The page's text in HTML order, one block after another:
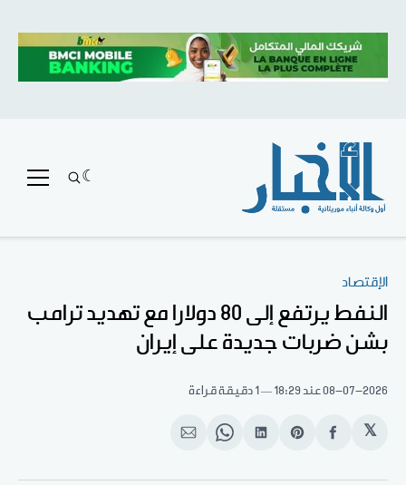
الإقتصاد
النفط يرتفع إلى 80 دولارا مع تهديد ترامب
بشن ضربات جديدة على إيران
08-07-2026عند 18:29 1 دقيقة قراءة
𝕏
انشر
الفيسبوك
Share
Pinterest
انشر
لينكد
Share
WhatsApp
انشر
الإيميل